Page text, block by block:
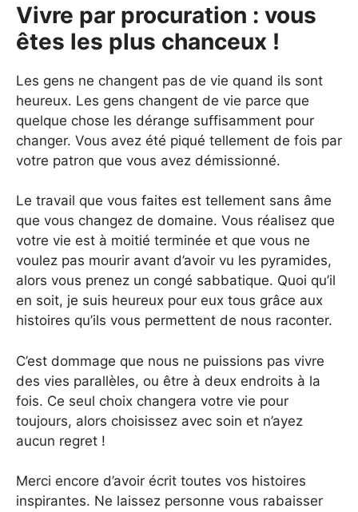
Vivre par procuration : vous
êtes les plus chanceux !
Les gens ne changent pas de vie quand ils sont
heureux. Les gens changent de vie parce que
quelque chose les dérange suffisamment pour
changer. Vous avez été piqué tellement de fois par
votre patron que vous avez démissionné.
Le travail que vous faites est tellement sans âme
que vous changez de domaine. Vous réalisez que
votre vie est à moitié terminée et que vous ne
voulez pas mourir avant d’avoir vu les pyramides,
alors vous prenez un congé sabbatique. Quoi qu’il
en soit, je suis heureux pour eux tous grâce aux
histoires qu’ils vous permettent de nous raconter.
C’est dommage que nous ne puissions pas vivre
des vies parallèles, ou être à deux endroits à la
fois. Ce seul choix changera votre vie pour
toujours, alors choisissez avec soin et n’ayez
aucun regret !
Merci encore d’avoir écrit toutes vos histoires
inspirantes. Ne laissez personne vous rabaisser